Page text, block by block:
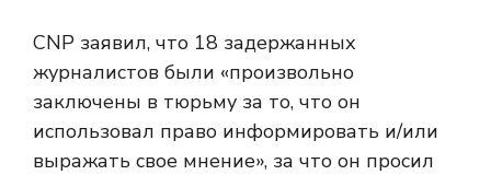
CNP заявил, что 18 задержанных
журналистов были «произвольно
заключены в тюрьму за то, что он
использовал право информировать и/или
выражать свое мнение», за что он просил